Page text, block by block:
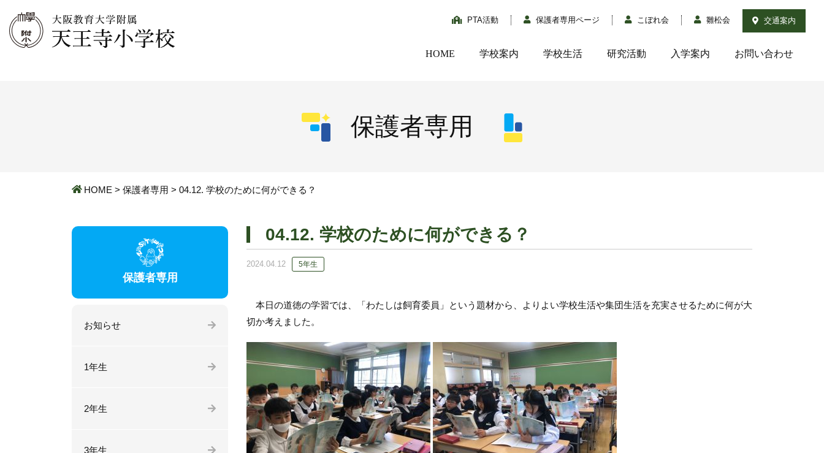
PTA活動 保護者専用ページ こぼれ会 雛松会 交通案内
HOME 学校案内 学校生活 研究活動 入学案内 お問い合わせ
保護者専用
HOME > 保護者専用 > 04.12. 学校のために何ができる？
04.12. 学校のために何ができる？
2024.04.12 5年生
本日の道徳の学習では、「わたしは飼育委員」という題材から、よりよい学校生活や集団生活を充実させるために何が大
切か考えました。
保護者専用
お知らせ
1年生
2年生
3年生